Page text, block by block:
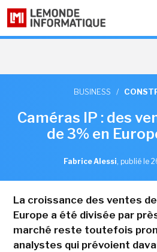
BUSINESS /
Caméras IP : des
de 3% en
Fabrice Alessi, publié le
La croissance des ventes
Europe a été divisée par
marché reste toutefois
analystes qui prévoient